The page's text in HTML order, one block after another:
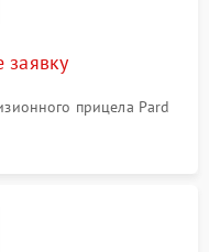
заявку
прицела Pard